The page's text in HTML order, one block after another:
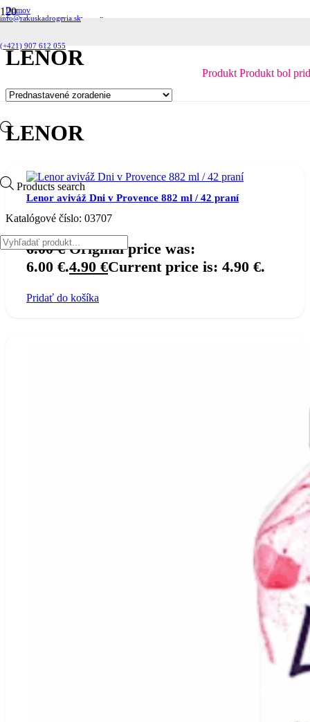
info@rakuskadrogeria.sk
(+421) 907 612 055
Products search
Produkt Produkt bol
Domov
Produkty so značkou “Lenor”
LENOR
LENOR
Lenor aviváž Dni v Provence 882 ml / 42 praní
Katalógové číslo: 03707
6.00€ Original price was:
6.00 €.4.90 €Current price is: 4.90 €.
Pridať do košíka